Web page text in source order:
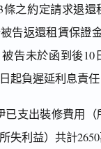
條之約定請求退還
告返還租賃保證
告未於函到後10
起負遲延利息責任
已支出裝修費用
失利益）共計2650